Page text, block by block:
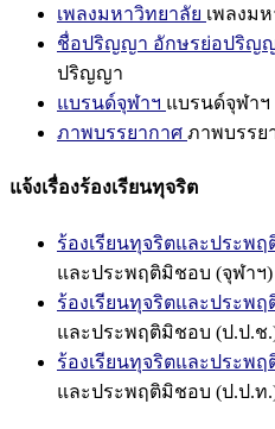
เพลงมหาวิทยาลัย เพลงม
ชื่อปริญญา อักษรย่อปริญ
ปริญญา
แบรนด์จุฬาฯ แบรนด์จุฬาฯ
ภาพบรรยากาศ ภาพบรรย
แจ้งเรื่องร้องเรียนทุจริต
ร้องเรียนทุจริตและประพ
และประพฤติมิชอบ (จุฬาฯ)
ร้องเรียนทุจริตและประพ
และประพฤติมิชอบ (ป.ป.ช
ร้องเรียนทุจริตและประพ
และประพฤติมิชอบ (ป.ป.ท